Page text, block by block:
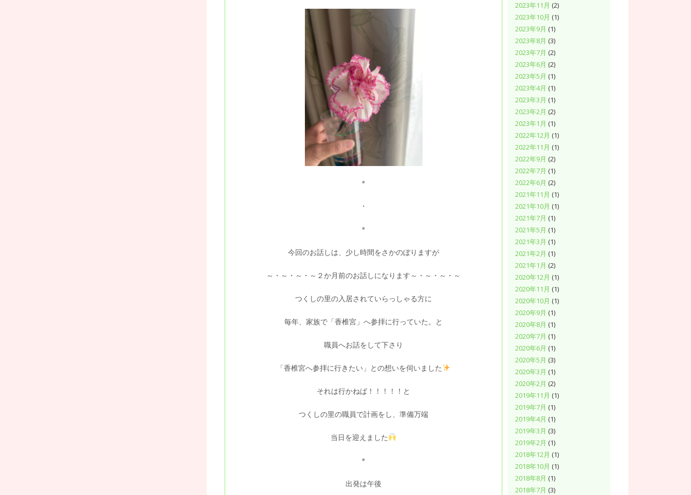
＊
・
＊
今回のお話しは、少し時間をさかのぼりますが
～・～・～・～２か月前のお話しになります～・～・～・～
つくしの里の入居されていらっしゃる方に
毎年、家族で「香椎宮」へ参拝に行っていた。と
職員へお話をして下さり
「香椎宮へ参拝に行きたい」との想いを伺いました
それは行かねば！！！！！と
つくしの里の職員で計画をし、準備万端
当日を迎えました
＊
出発は午後
2023年11月 (2)
2023年10月 (1)
2023年9月 (1)
2023年8月 (3)
2023年7月 (2)
2023年6月 (2)
2023年5月 (1)
2023年4月 (1)
2023年3月 (1)
2023年2月 (2)
2023年1月 (1)
2022年12月 (1)
2022年11月 (1)
2022年9月 (2)
2022年7月 (1)
2022年6月 (2)
2021年11月 (1)
2021年10月 (1)
2021年7月 (1)
2021年5月 (1)
2021年3月 (1)
2021年2月 (1)
2021年1月 (2)
2020年12月 (1)
2020年11月 (1)
2020年10月 (1)
2020年9月 (1)
2020年8月 (1)
2020年7月 (1)
2020年6月 (1)
2020年5月 (3)
2020年3月 (1)
2020年2月 (2)
2019年11月 (1)
2019年7月 (1)
2019年4月 (1)
2019年3月 (3)
2019年2月 (1)
2018年12月 (1)
2018年10月 (1)
2018年8月 (1)
2018年7月 (3)